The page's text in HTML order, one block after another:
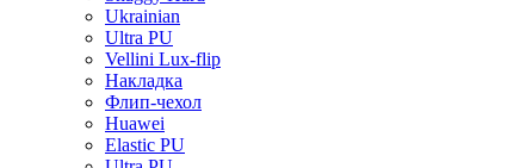
Ukrainian
Ultra PU
Vellini Lux-flip
Накладка
Флип-чехол
Huawei
Elastic PU